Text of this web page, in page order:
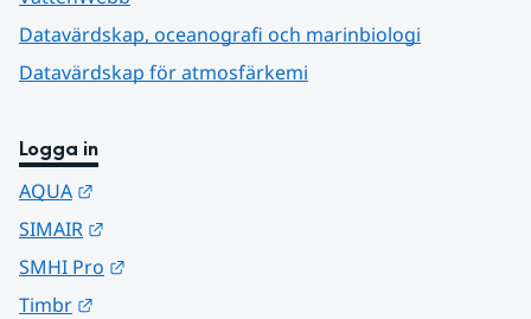
Datavärdskap, oceanografi och marinbiologi
Datavärdskap för atmosfärkemi
Logga in
AQUA
SIMAIR
SMHI Pro
Timbr